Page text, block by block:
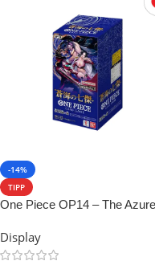
-14%
TIPP
One Piece OP14 – The Azure
Display